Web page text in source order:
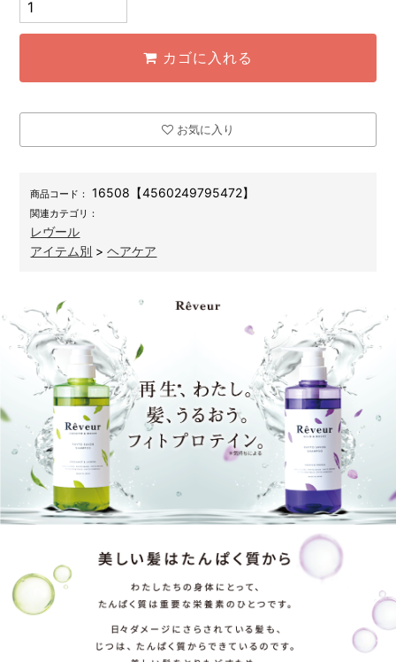
カゴに入れる
お気に入り
商品コード： 16508【4560249795472】
関連カテゴリ：
レヴール
アイテム別 >ヘアケア